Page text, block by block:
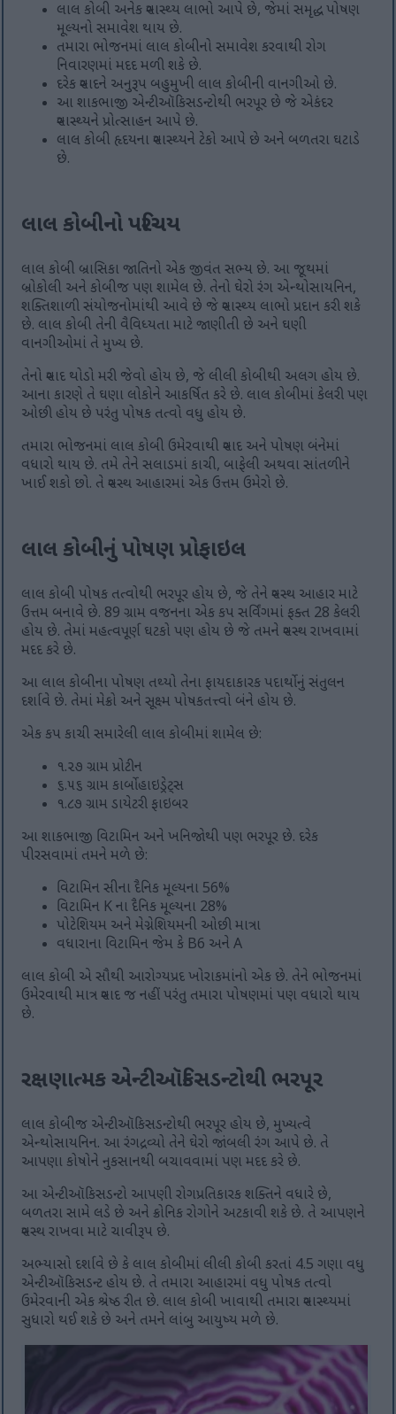
લાલ કોબી અનેક સ્વાસ્થ્ય લાભો આપે છે, જેમાં સમૃદ્ધ પોષણ
મૂલ્યનો સમાવેશ થાય છે.
તમારા ભોજનમાં લાલ કોબીનો સમાવેશ કરવાથી રોગ
નિવારણમાં મદદ મળી શકે છે.
દરેક સ્વાદને અનુરૂપ બહુમુખી લાલ કોબીની વાનગીઓ છે.
આ શાકભાજી એન્ટીઑકિસડન્ટોથી ભરપૂર છે જે એકંદર
સ્વાસ્થ્યને પ્રોત્સાહન આપે છે.
લાલ કોબી હૃદયના સ્વાસ્થ્યને ટેકો આપે છે અને બળતરા ઘટાડે
છે.
લાલ કોબીનો પરિચય
લાલ કોબી બ્રાસિકા જાતિનો એક જીવંત સભ્ય છે. આ જૂથમાં
બ્રોકોલી અને કોબીજ પણ શામેલ છે. તેનો ઘેરો રંગ એન્થોસાયનિન,
શક્તિશાળી સંયોજનોમાંથી આવે છે જે સ્વાસ્થ્ય લાભો પ્રદાન કરી શકે
છે. લાલ કોબી તેની વૈવિધ્યતા માટે જાણીતી છે અને ઘણી
વાનગીઓમાં તે મુખ્ય છે.
તેનો સ્વાદ થોડો મરી જેવો હોય છે, જે લીલી કોબીથી અલગ હોય છે.
આના કારણે તે ઘણા લોકોને આકર્ષિત કરે છે. લાલ કોબીમાં કેલરી પણ
ઓછી હોય છે પરંતુ પોષક તત્વો વધુ હોય છે.
તમારા ભોજનમાં લાલ કોબી ઉમેરવાથી સ્વાદ અને પોષણ બંનેમાં
વધારો થાય છે. તમે તેને સલાડમાં કાચી, બાફેલી અથવા સાંતળીને
ખાઈ શકો છો. તે સ્વસ્થ આહારમાં એક ઉત્તમ ઉમેરો છે.
લાલ કોબીનું પોષણ પ્રોફાઇલ
લાલ કોબી પોષક તત્વોથી ભરપૂર હોય છે, જે તેને સ્વસ્થ આહાર માટે
ઉત્તમ બનાવે છે. 89 ગ્રામ વજનના એક કપ સર્વિંગમાં ફક્ત 28 કેલરી
હોય છે. તેમાં મહત્વપૂર્ણ ઘટકો પણ હોય છે જે તમને સ્વસ્થ રાખવામાં
મદદ કરે છે.
આ લાલ કોબીના પોષણ તથ્યો તેના ફાયદાકારક પદાર્થોનું સંતુલન
દર્શાવે છે. તેમાં મેક્રો અને સૂક્ષ્મ પોષકતત્ત્વો બંને હોય છે.
એક કપ કાચી સમારેલી લાલ કોબીમાં શામેલ છે:
૧.૨૭ ગ્રામ પ્રોટીન
૬.૫૬ ગ્રામ કાર્બોહાઇડ્રેટ્સ
૧.૮૭ ગ્રામ ડાયેટરી ફાઇબર
આ શાકભાજી વિટામિન અને ખનિજોથી પણ ભરપૂર છે. દરેક
પીરસવામાં તમને મળે છે:
વિટામિન સીના દૈનિક મૂલ્યના 56%
વિટામિન K ના દૈનિક મૂલ્યના 28%
પોટેશિયમ અને મેગ્નેશિયમની ઓછી માત્રા
વધારાના વિટામિન જેમ કે B6 અને A
લાલ કોબી એ સૌથી આરોગ્યપ્રદ ખોરાકમાંનો એક છે. તેને ભોજનમાં
ઉમેરવાથી માત્ર સ્વાદ જ નહીં પરંતુ તમારા પોષણમાં પણ વધારો થાય
છે.
રક્ષણાત્મક એન્ટીઑકિસડન્ટોથી ભરપૂર
લાલ કોબીજ એન્ટીઑકિસડન્ટોથી ભરપૂર હોય છે, મુખ્યત્વે
એન્થોસાયનિન. આ રંગદ્રવ્યો તેને ઘેરો જાંબલી રંગ આપે છે. તે
આપણા કોષોને નુકસાનથી બચાવવામાં પણ મદદ કરે છે.
આ એન્ટીઑકિસડન્ટો આપણી રોગપ્રતિકારક શક્તિને વધારે છે,
બળતરા સામે લડે છે અને ક્રોનિક રોગોને અટકાવી શકે છે. તે આપણને
સ્વસ્થ રાખવા માટે ચાવીરૂપ છે.
અભ્યાસો દર્શાવે છે કે લાલ કોબીમાં લીલી કોબી કરતાં 4.5 ગણા વધુ
એન્ટીઑકિસડન્ટ હોય છે. તે તમારા આહારમાં વધુ પોષક તત્વો
ઉમેરવાની એક શ્રેષ્ઠ રીત છે. લાલ કોબી ખાવાથી તમારા સ્વાસ્થ્યમાં
સુધારો થઈ શકે છે અને તમને લાંબુ આયુષ્ય મળે છે.